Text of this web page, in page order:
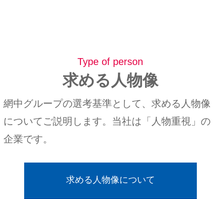
Type of person
求める人物像
網中グループの選考基準として、求める人物像
についてご説明します。当社は「人物重視」の
企業です。
求める人物像について